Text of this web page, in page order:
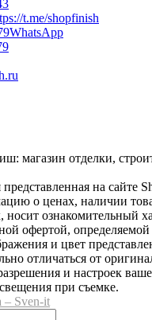
t.me/shopfinish
WhatsApp
магазин отделки,
на сайте
о ценах, наличии
носит ознакомительный
офертой,
и цвет
отличаться от
и настроек
при съемке.
– Sven-it